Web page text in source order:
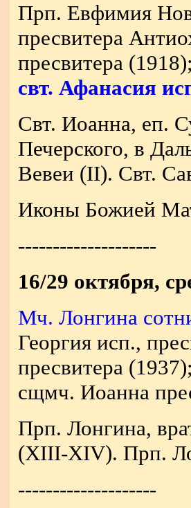
Прп. Евфимия
пресвитера
пресвитера
свт. Афанасия
Свт. Иоанна, еп.
Печерского, в
Вевеи (II). Свт.
Иконы Божией
--------------------
16/29 октября,
Мч. Лонгина
Георгия исп.,
пресвитера
сщмч. Иоанна
Прп. Лонгина,
(XIII-ХIV). Прп.
--------------------